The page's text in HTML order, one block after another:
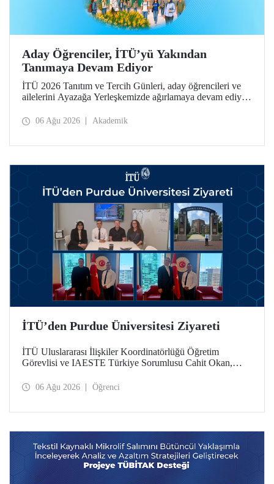
Aday Öğrenciler, İTÜ’yü Yakından
Tanımaya Devam Ediyor
İTÜ 2026 Tanıtım ve Tercih Günleri, aday öğrencileri ve
ailelerini Ayazağa Yerleşkemizde ağırlamaya devam ediyor.
ilgili fakülte ve birimler adaylara bilgi vermeye devam
06 Ağu 2026 Akademik
İTÜ’den Purdue Üniversitesi Ziyareti
İTÜ Uluslararası İlişkiler Koordinatörlüğü Öğretim
Görevlisi ve IAESTE Türkiye Sorumlusu Cahit Okan,
Temmuz tarihlerinde ABD’de dünyanın önde gelen
06 Ağu 2026 Öğrenci